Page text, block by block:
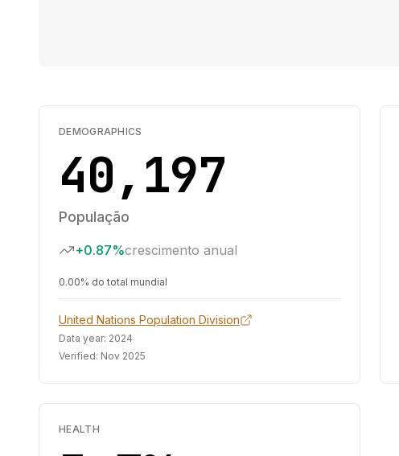
DEMOGRAPHICS
40,197
População
+0.87%crescimento anual
0.00% do total mundial
United Nations Population Division
Data year: 2024
Verified: Nov 2025
HEALTH